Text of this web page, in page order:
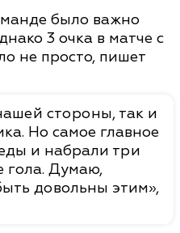
было важно
3 очка в матче с
не просто, пишет
стороны, так и
Но самое главное
и набрали три
гола. Думаю,
довольны этим»,